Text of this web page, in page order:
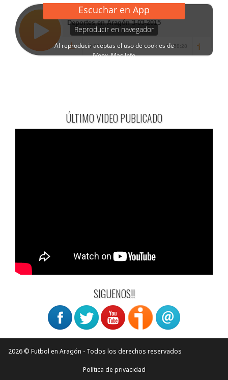
ÚLTIMO VIDEO PUBLICADO
SIGUENOS!!
2026 © Futbol en Aragón - Todos los derechos reservados
Política de privacidad